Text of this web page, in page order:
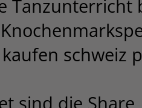
schweiz
sind die